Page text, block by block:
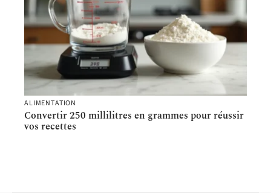
ALIMENTATION
Convertir 250 millilitres en grammes pour réussir
vos recettes